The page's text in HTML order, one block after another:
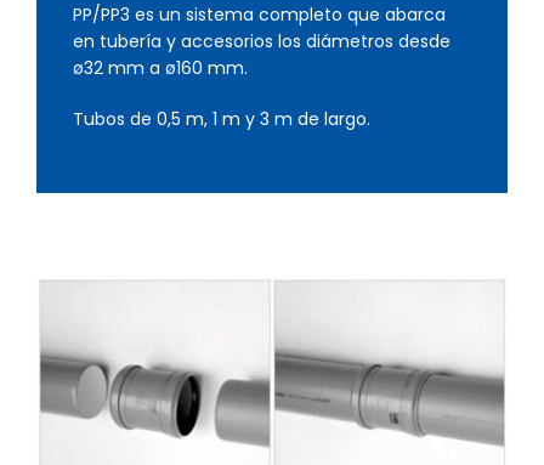
PP/PP3 es un sistema completo que abarca
en tubería y accesorios los diámetros desde
ø32 mm a ø160 mm.
Tubos de 0,5 m, 1 m y 3 m de largo.